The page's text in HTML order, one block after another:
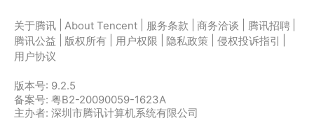
关于腾讯 About Tencent 服务条款 商务洽谈 腾讯招聘
腾讯公益
版权所有 用户权限 隐私政策 侵权投诉指引
用户协议
版本号: 9.2.5
备案号: 粤B2-20090059-1623A
主办者: 深圳市腾讯计算机系统有限公司